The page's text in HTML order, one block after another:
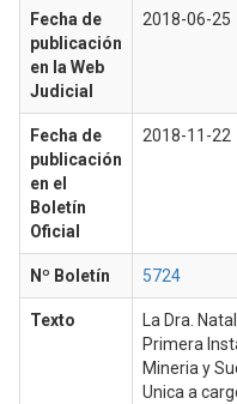
Fecha de
publicación
en la Web
Judicial
2018-06-25
Fecha de
publicación
en el
Boletín
Oficial
2018-11-22
Nº Boletín 5724
Texto
La Dra.
Primera
Mineria y
Unica a